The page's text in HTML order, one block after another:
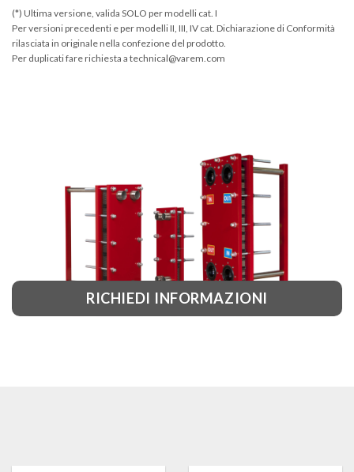
(*) Ultima versione, valida SOLO per modelli cat. I
Per versioni precedenti e per modelli II, III, IV cat. Dichiarazione di Conformità
rilasciata in originale nella confezione del prodotto.
Per duplicati fare richiesta a technical@varem.com
RICHIEDI INFORMAZIONI